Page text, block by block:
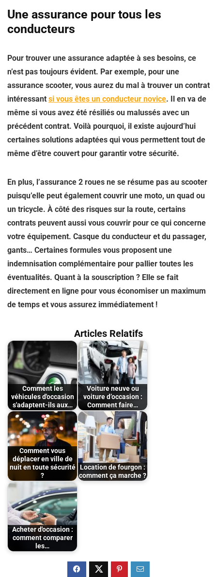
Une assurance pour tous les
conducteurs
Pour trouver une assurance adaptée à ses besoins, ce
n’est pas toujours évident. Par exemple, pour une
assurance scooter, vous aurez du mal à trouver un contrat
intéressant si vous êtes un conducteur novice. Il en va de
même si vous avez été résiliés ou malussés avec un
précédent contrat. Voilà pourquoi, il existe aujourd’hui
certaines solutions adaptées qui vous permettent tout de
même d’être couvert pour garantir votre sécurité.
En plus, l’assurance 2 roues ne se résume pas au scooter
puisqu’elle peut également couvrir une moto, un quad ou
un tricycle. À côté des risques sur la route, certains
contrats peuvent aussi vous couvrir pour ce qui concerne
votre équipement. Casque du conducteur et du passager,
gants… Certaines formules vous proposent une
indemnisation complémentaire pour pallier toutes les
éventualités. Quant à la souscription ? Elle se fait
directement en ligne pour vous économiser un maximum
de temps et vous assurez immédiatement !
Articles Relatifs
Comment les
véhicules d'occasion
s'adaptent-ils aux…
Voiture neuve ou
voiture d’occasion :
Comment faire…
Comment vous
déplacer en ville de
nuit en toute sécurité
?
Location de fourgon :
comment ça marche ?
Acheter d'occasion :
comment comparer
les…